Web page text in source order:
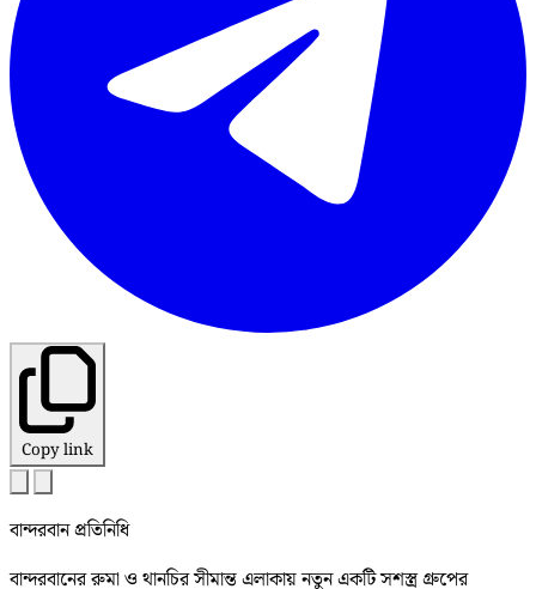
Copy link
বান্দরবান প্রতিনিধি
বান্দরবানের রুমা ও থানচির সীমান্ত এলাকায় নতুন একটি সশস্ত্র গ্রুপের